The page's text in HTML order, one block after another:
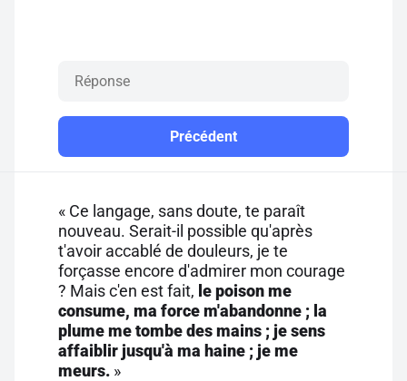
Précédent
« Ce langage, sans doute, te paraît
nouveau. Serait-il possible qu'après
t'avoir accablé de douleurs, je te
forçasse encore d'admirer mon courage
? Mais c'en est fait, le poison me
consume, ma force m'abandonne ; la
plume me tombe des mains ; je sens
affaiblir jusqu'à ma haine ; je me
meurs. »